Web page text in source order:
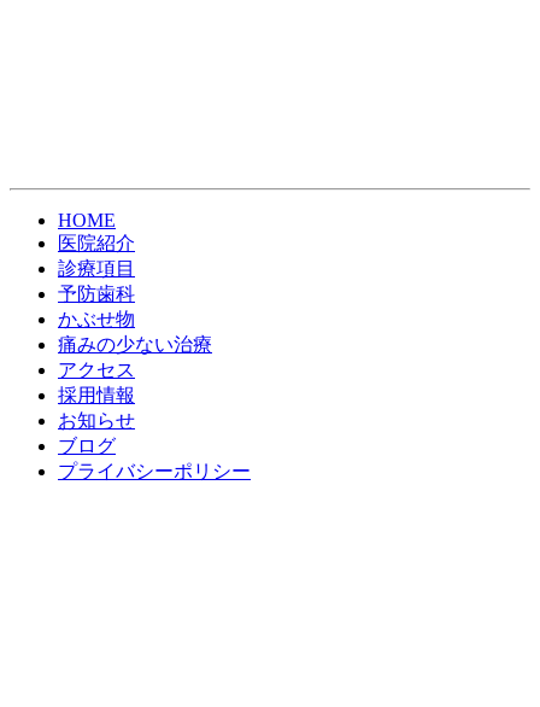
HOME
医院紹介
診療項目
予防歯科
かぶせ物
痛みの少ない治療
アクセス
採用情報
お知らせ
ブログ
プライバシーポリシー